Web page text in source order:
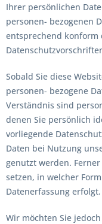
Ihrer persönlichen
personen- bezogenen
entsprechend konform
Sobald Sie diese
personen- bezogene
Verständnis sind
denen Sie persönlich
vorliegende
Daten bei Nutzung
genutzt werden.
setzen, in welcher
Datenerfassung erfolgt.
Wir möchten Sie